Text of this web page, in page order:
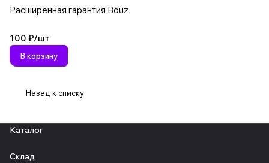
Расширенная гарантия Bouz
100 ₽/шт
В корзину
Назад к списку
Каталог
Склад